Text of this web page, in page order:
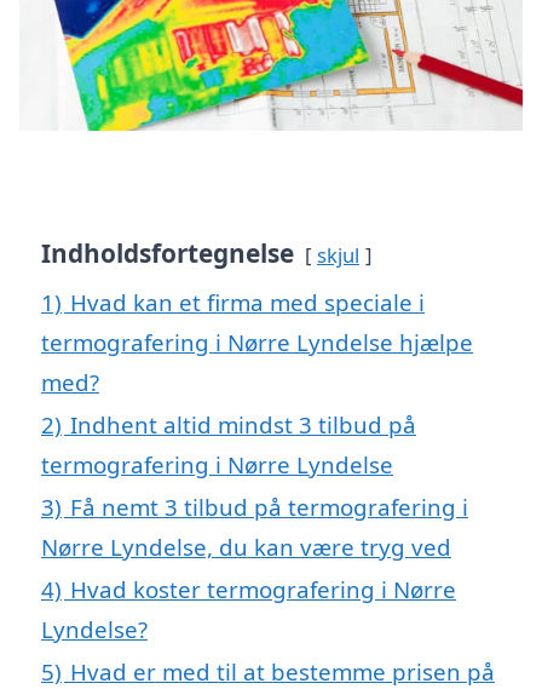
Indholdsfortegnelse skjul
1) Hvad kan et firma med speciale i
termografering i Nørre Lyndelse hjælpe
med?
2) Indhent altid mindst 3 tilbud på
termografering i Nørre Lyndelse
3) Få nemt 3 tilbud på termografering i
Nørre Lyndelse, du kan være tryg ved
4) Hvad koster termografering i Nørre
Lyndelse?
5) Hvad er med til at bestemme prisen på